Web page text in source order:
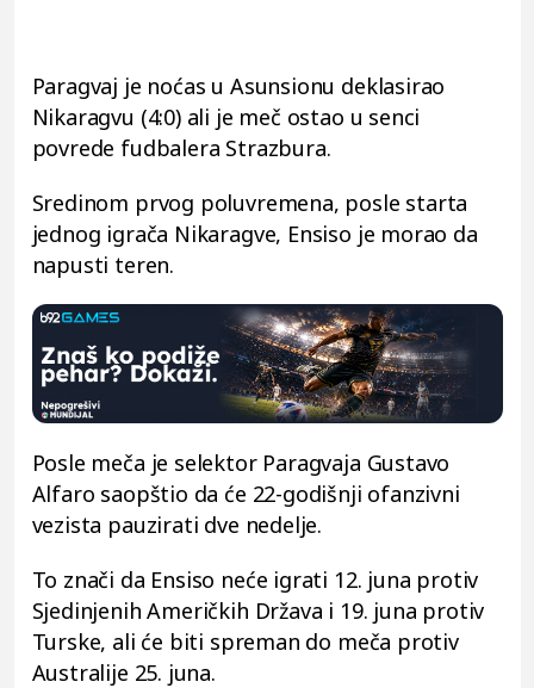
Paragvaj je noćas u Asunsionu deklasirao
Nikaragvu (4:0) ali je meč ostao u senci
povrede fudbalera Strazbura.
Sredinom prvog poluvremena, posle starta
jednog igrača Nikaragve, Ensiso je morao da
napusti teren.
Posle meča je selektor Paragvaja Gustavo
Alfaro saopštio da će 22-godišnji ofanzivni
vezista pauzirati dve nedelje.
To znači da Ensiso neće igrati 12. juna protiv
Sjedinjenih Američkih Država i 19. juna protiv
Turske, ali će biti spreman do meča protiv
Australije 25. juna.